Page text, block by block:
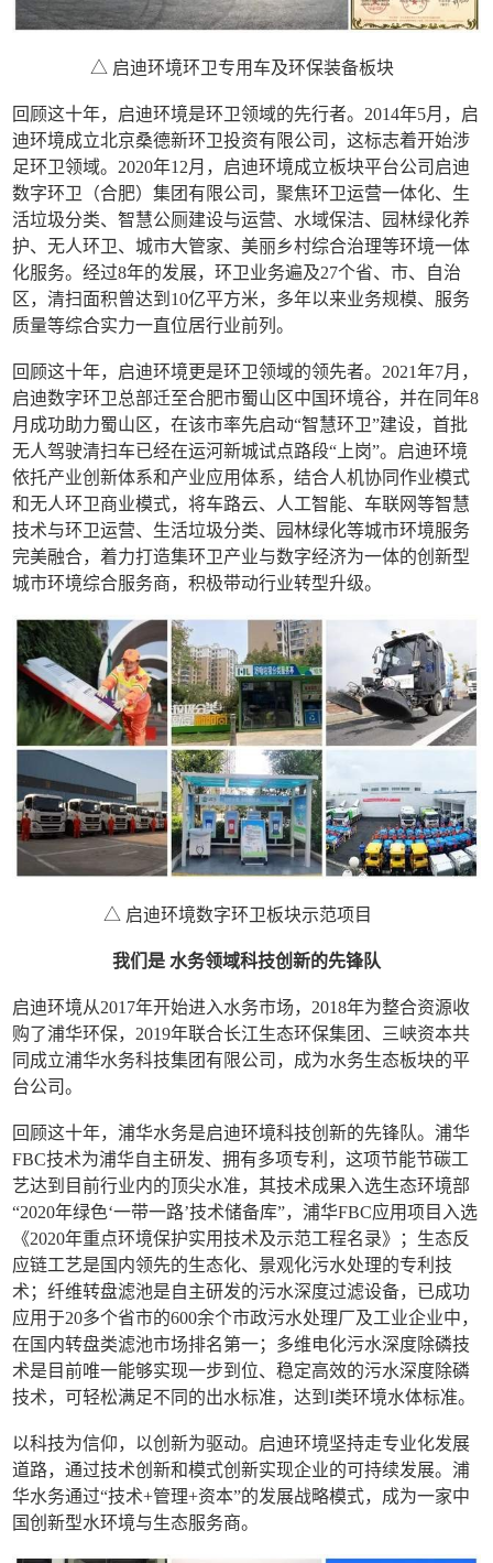
△ 启迪环境环卫专用车及环保装备板块
回顾这十年，启迪环境是环卫领域的先行者。2014年5月，启
迪环境成立北京桑德新环卫投资有限公司，这标志着开始涉
足环卫领域。2020年12月，启迪环境成立板块平台公司启迪
数字环卫（合肥）集团有限公司，聚焦环卫运营一体化、生
活垃圾分类、智慧公厕建设与运营、水域保洁、园林绿化养
护、无人环卫、城市大管家、美丽乡村综合治理等环境一体
化服务。经过8年的发展，环卫业务遍及27个省、市、自治
区，清扫面积曾达到10亿平方米，多年以来业务规模、服务
质量等综合实力一直位居行业前列。
回顾这十年，启迪环境更是环卫领域的领先者。2021年7月，
启迪数字环卫总部迁至合肥市蜀山区中国环境谷，并在同年8
月成功助力蜀山区，在该市率先启动“智慧环卫”建设，首批
无人驾驶清扫车已经在运河新城试点路段“上岗”。启迪环境
依托产业创新体系和产业应用体系，结合人机协同作业模式
和无人环卫商业模式，将车路云、人工智能、车联网等智慧
技术与环卫运营、生活垃圾分类、园林绿化等城市环境服务
完美融合，着力打造集环卫产业与数字经济为一体的创新型
城市环境综合服务商，积极带动行业转型升级。
△ 启迪环境数字环卫板块示范项目
我们是 水务领域科技创新的先锋队
启迪环境从2017年开始进入水务市场，2018年为整合资源收
购了浦华环保，2019年联合长江生态环保集团、三峡资本共
同成立浦华水务科技集团有限公司，成为水务生态板块的平
台公司。
回顾这十年，浦华水务是启迪环境科技创新的先锋队。浦华
FBC技术为浦华自主研发、拥有多项专利，这项节能节碳工
艺达到目前行业内的顶尖水准，其技术成果入选生态环境部
“2020年绿色‘一带一路’技术储备库”，浦华FBC应用项目入选
《2020年重点环境保护实用技术及示范工程名录》；生态反
应链工艺是国内领先的生态化、景观化污水处理的专利技
术；纤维转盘滤池是自主研发的污水深度过滤设备，已成功
应用于20多个省市的600余个市政污水处理厂及工业企业中，
在国内转盘类滤池市场排名第一；多维电化污水深度除磷技
术是目前唯一能够实现一步到位、稳定高效的污水深度除磷
技术，可轻松满足不同的出水标准，达到I类环境水体标准。
以科技为信仰，以创新为驱动。启迪环境坚持走专业化发展
道路，通过技术创新和模式创新实现企业的可持续发展。浦
华水务通过“技术+管理+资本”的发展战略模式，成为一家中
国创新型水环境与生态服务商。